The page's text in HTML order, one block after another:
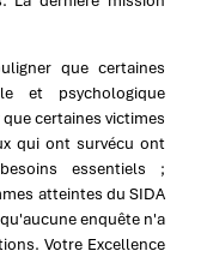
que certaines
et psychologique
certaines victimes
qui ont survécu ont
essentiels ;
atteintes du SIDA
enquête n'a
Votre Excellence